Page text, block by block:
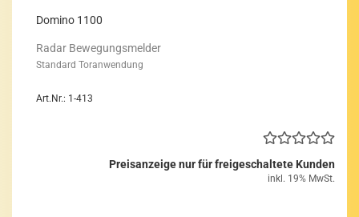
Do­mi­no 1100
Radar Be­we­gungs­mel­der
Stan­dard Tor­an­wen­dung
Art.Nr.: 1-413
Preisanzeige nur für freigeschaltete Kunden
inkl. 19% MwSt.